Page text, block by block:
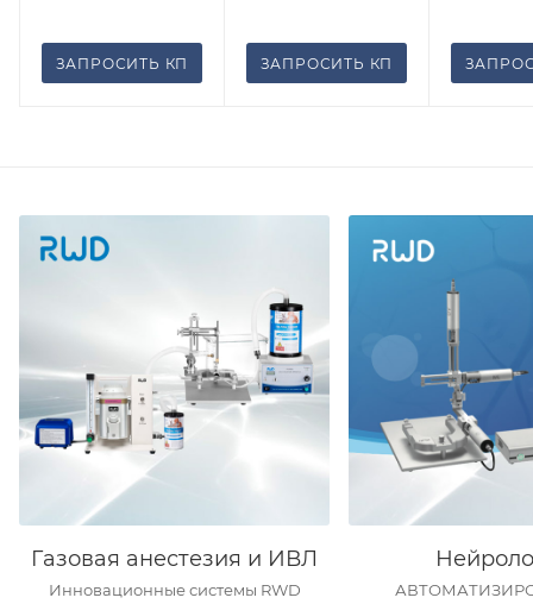
ЗАПРОСИТЬ КП ЗАПРОСИТЬ КП
Газовая анестезия и ИВЛ
Инновационные системы RWD